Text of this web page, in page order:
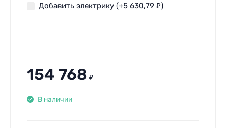
Добавить электрику (+5 630,79 ₽)
154 768 ₽
В наличии